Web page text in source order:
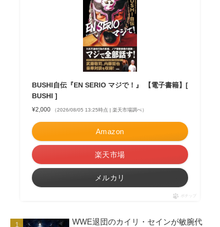
BUSHI自伝『EN SERIO マジで！』 【電子書籍】[
BUSHI ]
¥2,000 （2026/08/05 13:25時点 | 楽天市場調べ）
Amazon
楽天市場
メルカリ
ポチップ
WWE退団のカイリ・セインが敏腕代